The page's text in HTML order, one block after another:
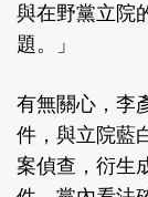
與在野黨立院
題。」
有無關心，李
件，與立院藍
案偵查，衍生